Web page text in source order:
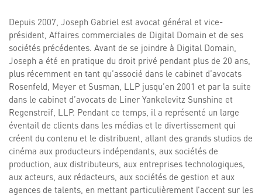
Depuis 2007, Joseph Gabriel est avocat général et vice-
président, Affaires commerciales de Digital Domain et de ses
sociétés précédentes. Avant de se joindre à Digital Domain,
Joseph a été en pratique du droit privé pendant plus de 20 ans,
plus récemment en tant qu’associé dans le cabinet d’avocats
Rosenfeld, Meyer et Susman, LLP jusqu’en 2001 et par la suite
dans le cabinet d’avocats de Liner Yankelevitz Sunshine et
Regenstreif, LLP. Pendant ce temps, il a représenté un large
éventail de clients dans les médias et le divertissement qui
créent du contenu et le distribuent, allant des grands studios de
cinéma aux producteurs indépendants, aux sociétés de
production, aux distributeurs, aux entreprises technologiques,
aux acteurs, aux rédacteurs, aux sociétés de gestion et aux
agences de talents, en mettant particulièrement l’accent sur les